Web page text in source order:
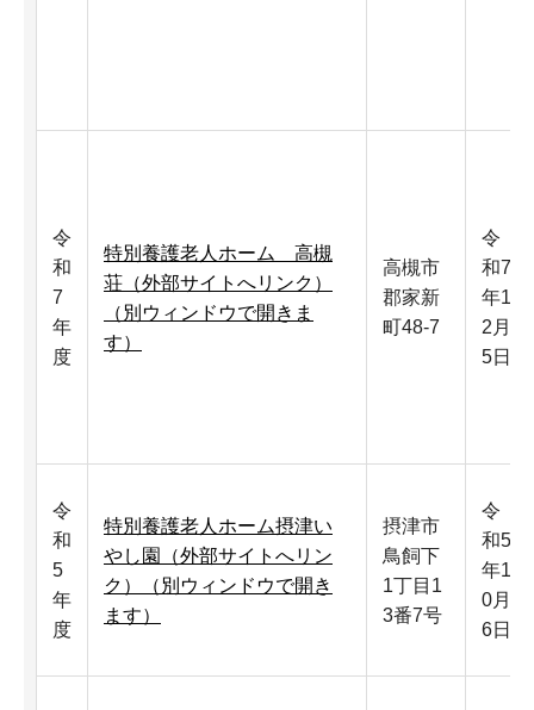
令
和
7
年
度
特別養護老人ホーム 高槻
荘（外部サイトへリンク）
（別ウィンドウで開きま
す）
高槻市
郡家新
町48-7
令
和7
年1
2月
5日
令
和
5
年
度
特別養護老人ホーム摂津い
やし園（外部サイトへリン
ク）（別ウィンドウで開き
ます）
摂津市
鳥飼下
1丁目1
3番7号
令
和5
年1
0月
6日